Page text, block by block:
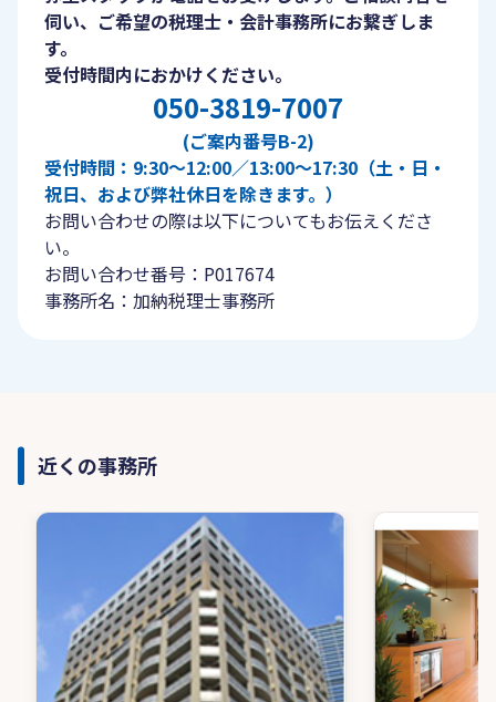
伺い、ご希望の税理士・会計事務所にお繋ぎしま
す。
受付時間内におかけください。
050-3819-7007
(ご案内番号B-2)
受付時間：9:30〜12:00／13:00〜17:30（土・日・
祝日、および弊社休日を除きます。）
お問い合わせの際は以下についてもお伝えくださ
い。
お問い合わせ番号：P017674
事務所名：加納税理士事務所
近くの事務所